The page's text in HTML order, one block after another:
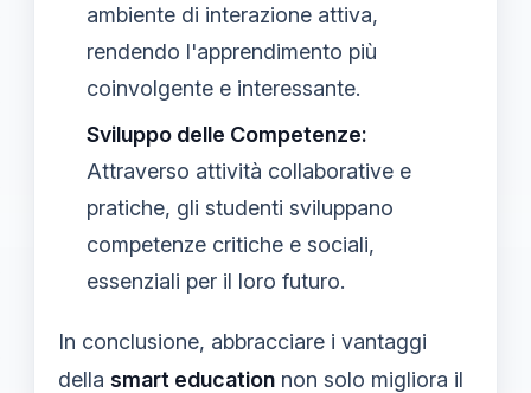
ambiente di interazione attiva,
rendendo l'apprendimento più
coinvolgente e interessante.
Sviluppo delle Competenze:
Attraverso attività collaborative e
pratiche, gli studenti sviluppano
competenze critiche e sociali,
essenziali per il loro futuro.
In conclusione, abbracciare i vantaggi
della smart education non solo migliora il